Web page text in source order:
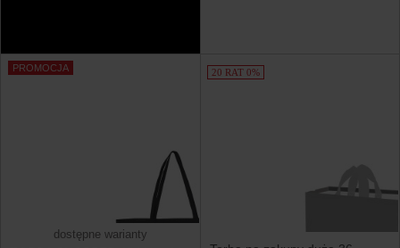
PROMOCJA
dostępne warianty
20 RAT 0%